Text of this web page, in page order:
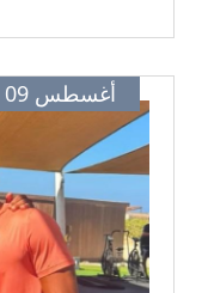
أغسطس 09